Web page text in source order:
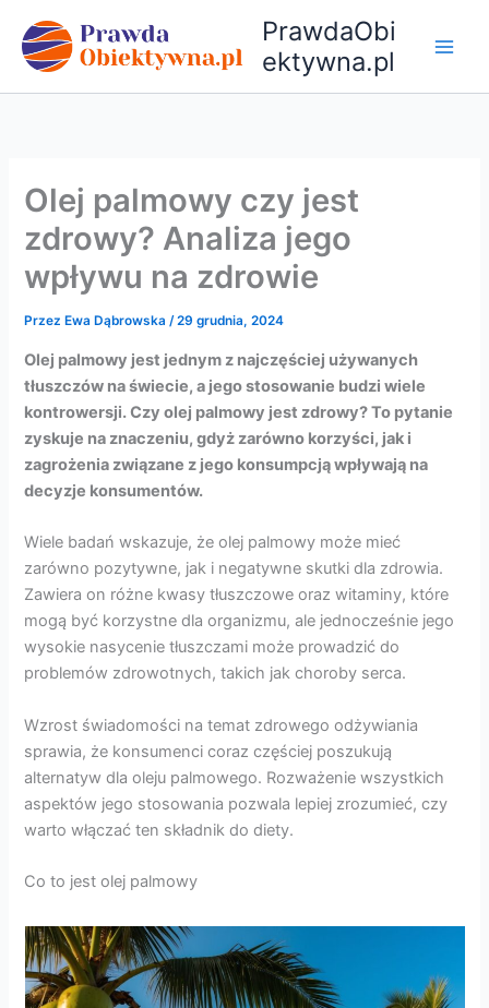
treści
PrawdaObi
ektywna.pl
Olej palmowy czy jest
zdrowy? Analiza jego
wpływu na zdrowie
Przez Ewa Dąbrowska/29 grudnia, 2024
Olej palmowy jest jednym z najczęściej używanych
tłuszczów na świecie, a jego stosowanie budzi wiele
kontrowersji. Czy olej palmowy jest zdrowy? To pytanie
zyskuje na znaczeniu, gdyż zarówno korzyści, jak i
zagrożenia związane z jego konsumpcją wpływają na
decyzje konsumentów.
Wiele badań wskazuje, że olej palmowy może mieć
zarówno pozytywne, jak i negatywne skutki dla zdrowia.
Zawiera on różne kwasy tłuszczowe oraz witaminy, które
mogą być korzystne dla organizmu, ale jednocześnie jego
wysokie nasycenie tłuszczami może prowadzić do
problemów zdrowotnych, takich jak choroby serca.
Wzrost świadomości na temat zdrowego odżywiania
sprawia, że konsumenci coraz częściej poszukują
alternatyw dla oleju palmowego. Rozważenie wszystkich
aspektów jego stosowania pozwala lepiej zrozumieć, czy
warto włączać ten składnik do diety.
Co to jest olej palmowy